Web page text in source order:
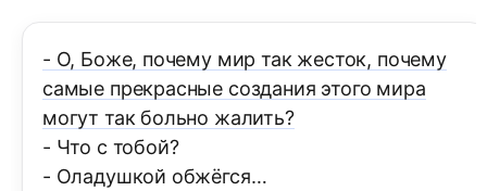
- О, Боже, почему мир так жесток, почему
самые прекрасные создания этого мира
могут так больно жалить?
- Что с тобой?
- Оладушкой обжёгся…